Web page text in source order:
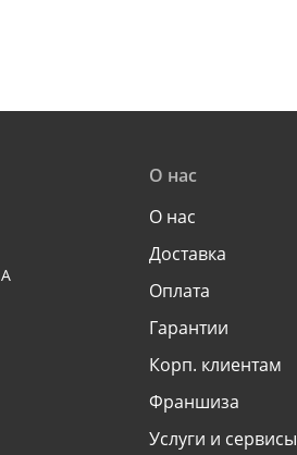
О нас
О нас
Доставка
Оплата
Гарантии
Корп. клиентам
Франшиза
Услуги и сервисы